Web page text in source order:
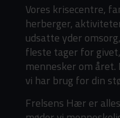
Vores krisecentre,
herberger,
udsatte yder
fleste tager for
mennesker om
vi har brug for din
Frelsens Hær er